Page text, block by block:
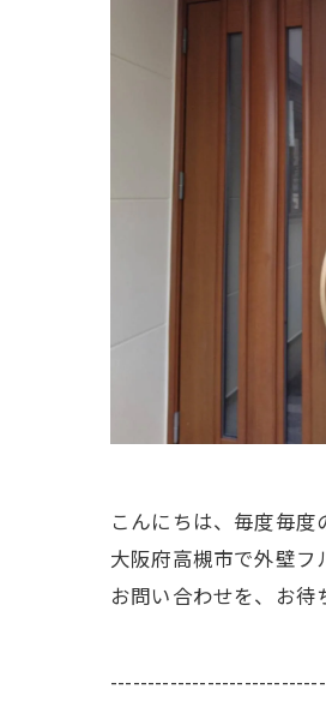
こんにちは、毎度毎
大阪府高槻市で外壁フ
お問い合わせを、お待